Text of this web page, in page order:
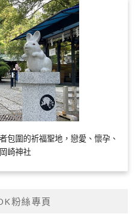
包圍的祈福聖地，戀愛、懷孕、
崎神社
粉絲專頁